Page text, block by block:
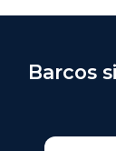
Barcos